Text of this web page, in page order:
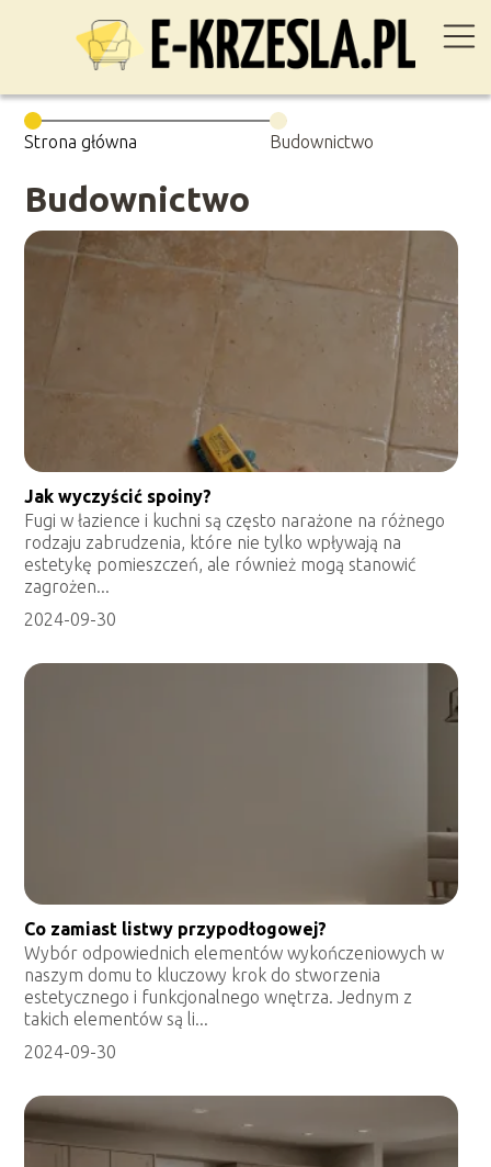
Strona główna Budownictwo
Budownictwo
Jak wyczyścić spoiny?
Fugi w łazience i kuchni są często narażone na różnego
rodzaju zabrudzenia, które nie tylko wpływają na
estetykę pomieszczeń, ale również mogą stanowić
zagrożen...
2024-09-30
Co zamiast listwy przypodłogowej?
Wybór odpowiednich elementów wykończeniowych w
naszym domu to kluczowy krok do stworzenia
estetycznego i funkcjonalnego wnętrza. Jednym z
takich elementów są li...
2024-09-30